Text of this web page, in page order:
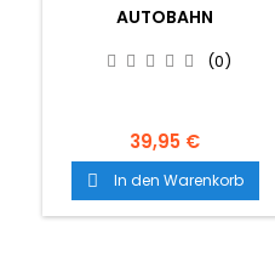
AUTOBAHN
(0)
39,95 €
 In den Warenkorb